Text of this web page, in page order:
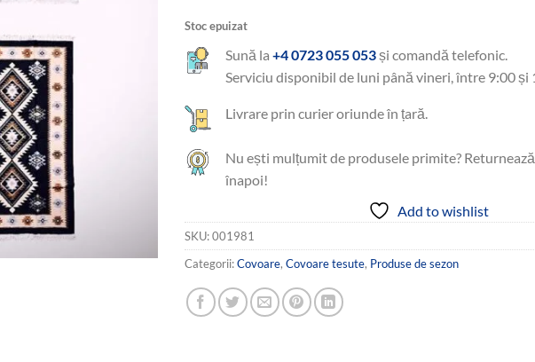
Stoc epuizat
Sună la +4 0723 055 053și comandă telefonic.
Serviciu disponibil de luni până vineri, între 9:00 și
Livrare prin curier oriunde în țară.
Nu ești mulțumit de produsele primite?
înapoi!
Add to wishlist
SKU:001981
Categorii:Covoare, Covoare tesute, Produse de sezon